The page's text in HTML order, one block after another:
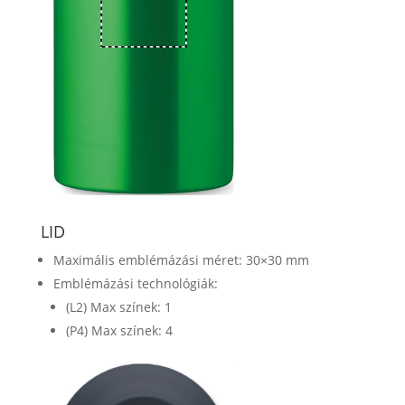
LID
Maximális emblémázási méret: 30×30 mm
Emblémázási technológiák:
(L2) Max színek: 1
(P4) Max színek: 4